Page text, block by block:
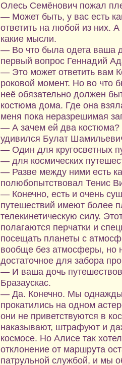
Олесь Семёнович пожал
— Может быть, у вас есть
ответить на любой из них.
какие мысли.
— Во что была одета ваша
первый вопрос Геннадий
— Это может ответить вам
роковой момент. Но во что
неё обязательно должен
костюма дома. Где она
меня пока неразрешимая
— А зачем ей два костюма?
удивился Булат
— Один для кругосветных
— для космических
— Разве между ними есть
полюбопытствовал Тенис
— Конечно, есть и очень
путешествий имеют более
телекинетическую силу.
полагаются перчатки и
посещать планеты с
вообще без атмосферы, но
достаточное для забора
— И ваша дочь
Бразаускас.
— Да. Конечно. Мы однажды
прокатились на одном
они не приветствуются в
наказывают, штрафуют и
космосе. Но Алисе так
отклонение от маршрута
патрульной службой, и мы